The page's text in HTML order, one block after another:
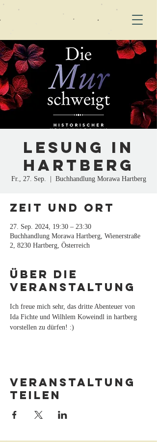
Lesung in
Hartberg
Fr., 27. Sep. Buchhandlung Morawa Hartberg
Zeit und Ort
27. Sep. 2024, 19:30 – 23:30
Buchhandlung Morawa Hartberg, Wienerstraße
2, 8230 Hartberg, Österreich
Über die
Veranstaltung
Ich freue mich sehr, das dritte Abenteuer von
Ida Fichte und Wilhlem Koweindl in hartberg
vorstellen zu dürfen! :)
Veranstaltung
teilen